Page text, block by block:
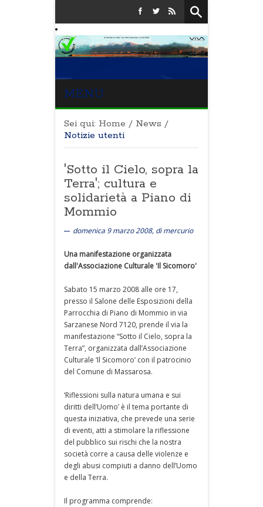
MENU
Sei qui: Home / News /
Notizie utenti
'Sotto il Cielo, sopra la
Terra'; cultura e
solidarietà a Piano di
Mommio
domenica 9 marzo 2008, di mercurio
Una manifestazione organizzata
dall'Associazione Culturale 'Il Sicomoro'
Sabato 15 marzo 2008 alle ore 17,
presso il Salone delle Esposizioni della
Parrocchia di Piano di Mommio in via
Sarzanese Nord 7120, prende il via la
manifestazione “Sotto il Cielo, sopra la
Terra”, organizzata dall’Associazione
Culturale ‘Il Sicomoro’ con il patrocinio
del Comune di Massarosa.
‘Riflessioni sulla natura umana e sui
diritti dell’Uomo’ è il tema portante di
questa iniziativa, che prevede una serie
di eventi, atti a stimolare la riflessione
del pubblico sui rischi che la nostra
società corre a causa delle violenze e
degli abusi compiuti a danno dell’Uomo
e della Terra.
Il programma comprende: